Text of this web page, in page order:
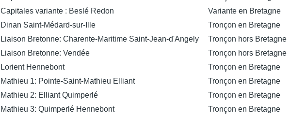
Capitales variante : Beslé Redon
Variante en Bretagne
Dinan Saint-Médard-sur-Ille
Tronçon en Bretagne
Liaison Bretonne: Charente-Maritime Saint-Jean-d'Angely
Tronçon hors Bretagne
Liaison Bretonne: Vendée
Tronçon hors Bretagne
Lorient Hennebont
Tronçon en Bretagne
Mathieu 1: Pointe-Saint-Mathieu Elliant
Tronçon en Bretagne
Mathieu 2: Elliant Quimperlé
Tronçon en Bretagne
Mathieu 3: Quimperlé Hennebont
Tronçon en Bretagne